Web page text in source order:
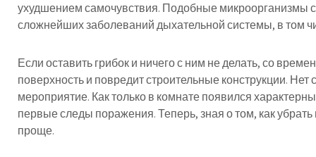
ухудшением самочувствия. Подобные микроорганизмы
сложнейших заболеваний дыхательной системы, в том
Если оставить грибок и ничего с ним не делать, со
поверхность и повредит строительные конструкции.
мероприятие. Как только в комнате появился
первые следы поражения. Теперь, зная о том, как
проще.